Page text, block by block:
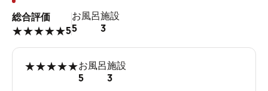
総合評価
★★★★★5
お風呂
5
施設
3
★★★★★お風呂
5
施設
3